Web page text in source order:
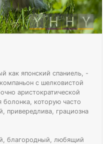
как японский спаниель, -
с шелковистой
аристократической
болонка, которую часто
привередлива, грациозна
благородный, любящий